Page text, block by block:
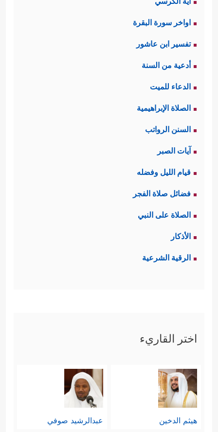
اواخر سورة البقرة
تفسير ابن عاشور
أدعية من السنة
الدعاء للميت
الصلاة الإبراهيمية
السنن الرواتب
آيات الصبر
قيام الليل وفضله
فضائل صلاة الفجر
الصلاة على النبي
الأذكار
الرقية الشرعية
اختر القاريء
هيثم الدخين عبدالرشيد صوفي